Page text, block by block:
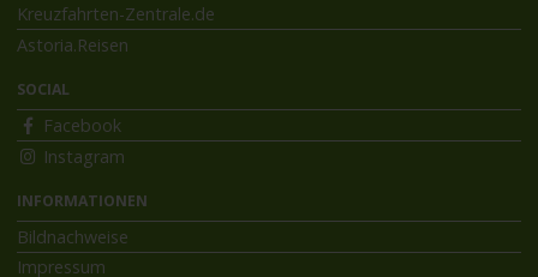
Kreuzfahrten-Zentrale.de
Astoria.Reisen
SOCIAL
Facebook
Instagram
INFORMATIONEN
Bildnachweise
Impressum